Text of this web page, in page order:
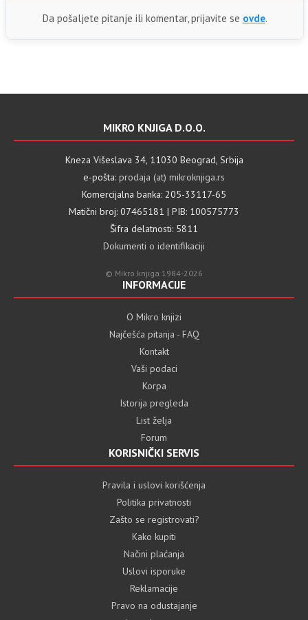
Da pošaljete pitanje ili komentar, prijavite se ovde.
MIKRO KNJIGA D.O.O.
Kneza Višeslava 34, 11030 Beograd, Srbija
e-pošta: prodaja (at) mikroknjiga.rs
Komercijalna banka: 205-33117-65
Matični broj: 07465181 | PIB: 100575773
Šifra delatnosti: 5811
Dokumenti o identifikaciji
© Mikro knjiga 1984-2026
INFORMACIJE
O Mikro knjizi
Najčešća pitanja - FAQ
Kontakt
Vaši podaci
Korpa
Istorija pregleda
List želja
Forum
KORISNIČKI SERVIS
Pravila i uslovi korišćenja
Politika privatnosti
Zašto se registrovati?
Kako kupiti
Načini plaćanja
Uslovi isporuke
Reklamacije
Pravo na odustajanje